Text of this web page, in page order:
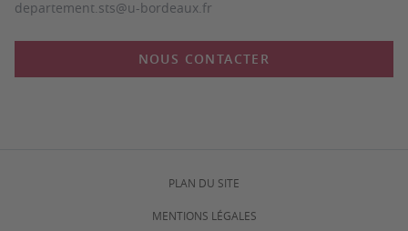
departement.sts@u-bordeaux.fr
NOUS CONTACTER
PLAN DU SITE
MENTIONS LÉGALES